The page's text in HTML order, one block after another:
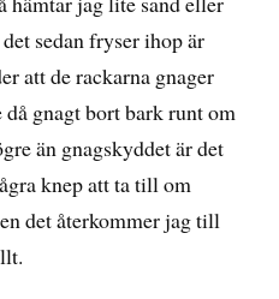
sedan fryser ihop är
att de rackarna gnager
gnagt bort bark runt om
än gnagskyddet är det
knep att ta till om
det återkommer jag till